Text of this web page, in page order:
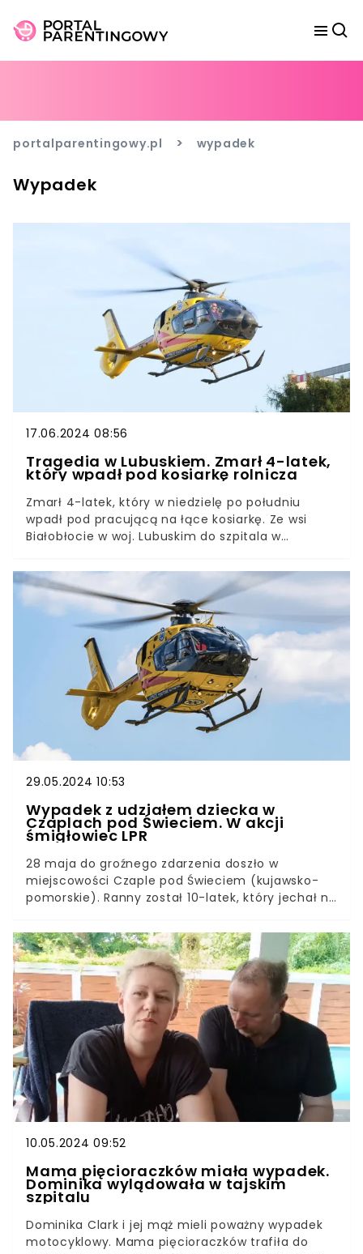
portalparentingowy.pl > wypadek
Wypadek
17.06.2024 08:56
Tragedia w Lubuskiem. Zmarł 4-latek,
który wpadł pod kosiarkę rolnicza
Zmarł 4-latek, który w niedzielę po południu
wpadł pod pracującą na łące kosiarkę. Ze wsi
Białobłocie w woj. Lubuskim do szpitala w
śmigłowiec Pogotowia Lotniczego.Gdy zabierano
go z miejsca zdarzenia, oddychał samodzielnie.
Jednak wieczorem jego stan się pogorszył i
chłopiec zmarł.
29.05.2024 10:53
Wypadek z udziałem dziecka w
Czaplach pod Świeciem. W akcji
śmigłowiec LPR
28 maja do groźnego zdarzenia doszło w
miejscowości Czaple pod Świeciem (kujawsko-
pomorskie). Ranny został 10-latek, który jechał na
przebywa w szpitalu. Na miejsce zdarzenia
przyleciał helikopter Lotniczego Pogotowia
Ratunkowego.
10.05.2024 09:52
Mama pięcioraczków miała wypadek.
Dominika wylądowała w tajskim
szpitalu
Dominika Clark i jej mąż mieli poważny wypadek
motocyklowy. Mama pięcioraczków trafiła do